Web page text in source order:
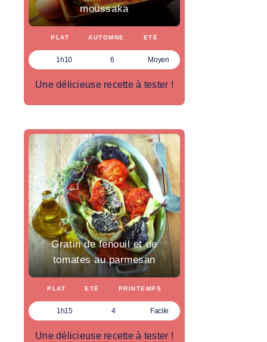
moussaka
PLAT AUTOMNE ETÉ
1h10 6 Moyen
Une délicieuse recette à tester !
Gratin de fenouil et de
tomates au parmesan
PLAT ETÉ PRINTEMPS
1h15 4 Facile
Une délicieuse recette à tester !